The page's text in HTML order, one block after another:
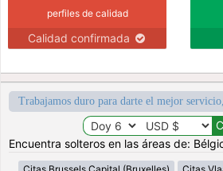
perfiles de calidad
Calidad confirmada
Trabajamos duro para darte el mejor
Encuentra solteros en las áreas de: